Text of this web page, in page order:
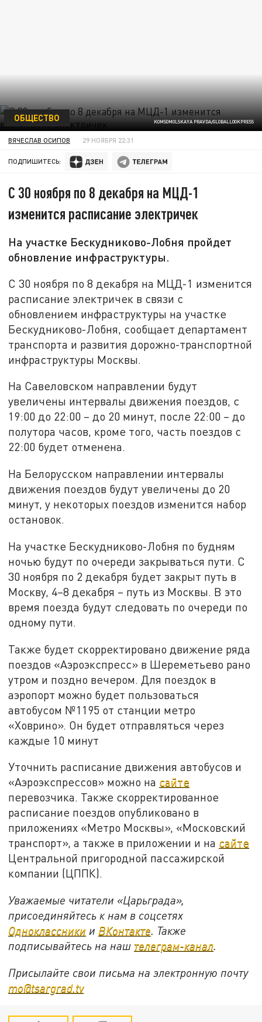
KOMSOMOLSKAYA PRAVDA/GLOBALLOOKPRESS
ОБЩЕСТВО
ВЯЧЕСЛАВ ОСИПОВ 29 НОЯБРЯ 22:31
ПОДПИШИТЕСЬ:
С 30 ноября по 8 декабря на МЦД-1
изменится расписание электричек
На участке Бескудниково-Лобня пройдет
обновление инфраструктуры.
С 30 ноября по 8 декабря на МЦД-1 изменится
расписание электричек в связи с
обновлением инфраструктуры на участке
Бескудниково-Лобня, сообщает департамент
транспорта и развития дорожно-транспортной
инфраструктуры Москвы.
На Савеловском направлении будут
увеличены интервалы движения поездов, с
19:00 до 22:00 – до 20 минут, после 22:00 – до
полутора часов, кроме того, часть поездов с
22:00 будет отменена.
На Белорусском направлении интервалы
движения поездов будут увеличены до 20
минут, у некоторых поездов изменится набор
остановок.
На участке Бескудниково-Лобня по будням
ночью будут по очереди закрываться пути. С
30 ноября по 2 декабря будет закрыт путь в
Москву, 4–8 декабря – путь из Москвы. В это
время поезда будут следовать по очереди по
одному пути.
Также будет скорректировано движение ряда
поездов «Аэроэкспресс» в Шереметьево рано
утром и поздно вечером. Для поездок в
аэропорт можно будет пользоваться
автобусом №1195 от станции метро
«Ховрино». Он будет отправляться через
каждые 10 минут
Уточнить расписание движения автобусов и
«Аэроэкспрессов» можно на сайте
перевозчика. Также скорректированное
расписание поездов опубликовано в
приложениях «Метро Москвы», «Московский
транспорт», а также в приложении и на сайте
Центральной пригородной пассажирской
компании (ЦППК).
Уважаемые читатели «Царьграда»,
присоединяйтесь к нам в соцсетях
Одноклассники и ВКонтакте. Также
подписывайтесь на наш телеграм-канал.
Присылайте свои письма на электронную почту
mo@tsargrad.tv